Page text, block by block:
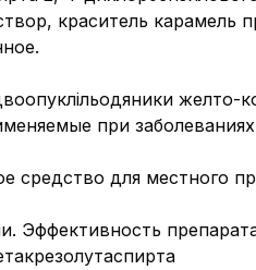
краситель карамель
при
средство для местного
Эффективность